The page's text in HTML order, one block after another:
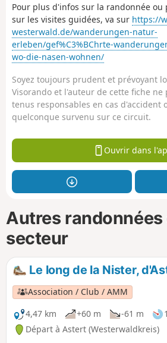
Pour plus d'infos sur la randonnée ou
sur les visites guidées, va sur https://
westerwald.de/wanderungen-natur-
erleben/gef%C3%BChrte-
wo-die-nasen-wohnen/
Soyez toujours prudent et prévoyant
Visorando et l'auteur de cette fiche
tenus responsables en cas d'accident
quelconque survenu sur ce circuit.
Ouvrir dans
Autres randonnées
secteur
Le long de la Nister,
Association / Club / AMM
4,47 km
+60 m -61 m
Départ à Astert (Westerwaldkreis)